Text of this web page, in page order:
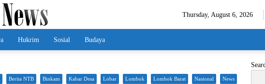
Thursday, August 6, 2026
Hukrim Sosial Budaya
Berita NTB Binkam Kabar Desa Lobar Lombok Lombok Barat Nasional News